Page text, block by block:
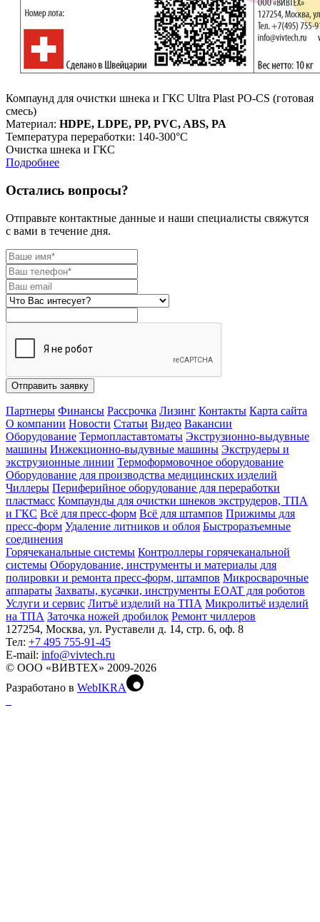
Компаунд для очистки шнека и ГКС Ultra Plast PO-CS (готовая
смесь)
Материал: HDPE, LDPE, PP, PVC, ABS, PA
Температура переработки: 140-300°С
Очистка шнека и ГКС
Подробнее
Остались вопросы?
Отправьте контактные данные и наши специалисты свяжутся
с вами в течение дня.
Отправить заявку
Партнеры Финансы Рассрочка Лизинг Контакты Карта сайта
О компании Новости Статьи Видео Вакансии
Оборудование Термопластавтоматы Экструзионно-выдувные
машины Инжекционно-выдувные машины Экструдеры и
экструзионные линии Термоформовочное оборудование
Оборудование для производства медицинских изделий
Чиллеры Периферийное оборудование для переработки
пластмасс Компаунды для очистки шнеков экструдеров, ТПА
и ГКС Всё для пресс-форм Всё для штампов Прижимы для
пресс-форм Удаление литников и облоя Быстроразъемные
соединения
Горячеканальные системы Контроллеры горячеканальной
системы Оборудование, инструменты и материалы для
полировки и ремонта пресс-форм, штампов Микросварочные
аппараты Захваты, кусачки, инструменты EOAT для роботов
Услуги и сервис Литъё изделий на ТПА Микролитьё изделий
на ТПА Заточка ножей дробилок Ремонт чиллеров
127254, Москва, ул. Руставели д. 14, стр. 6, оф. 8
Тел: +7 495 755-91-45
Е-mail: info@vivtech.ru
© ООО «ВИВТЕХ» 2009-2026
Разработано в WebIKRA